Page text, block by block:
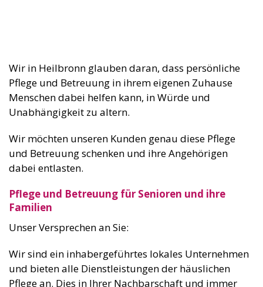
Wir in Heilbronn glauben daran, dass persönliche
Pflege und Betreuung in ihrem eigenen Zuhause
Menschen dabei helfen kann, in Würde und
Unabhängigkeit zu altern.
Wir möchten unseren Kunden genau diese Pflege
und Betreuung schenken und ihre Angehörigen
dabei entlasten.
Pflege und Betreuung für Senioren und ihre
Familien
Unser Versprechen an Sie:
Wir sind ein inhabergeführtes lokales Unternehmen
und bieten alle Dienstleistungen der häuslichen
Pflege an. Dies in Ihrer Nachbarschaft und immer